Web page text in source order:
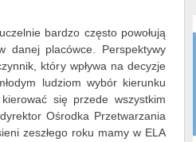
bardzo często powołują
danej placówce. Perspektywy
który wpływa na decyzje
ludziom wybór kierunku
się przede wszystkim
Ośrodka Przetwarzania
zeszłego roku mamy w ELA